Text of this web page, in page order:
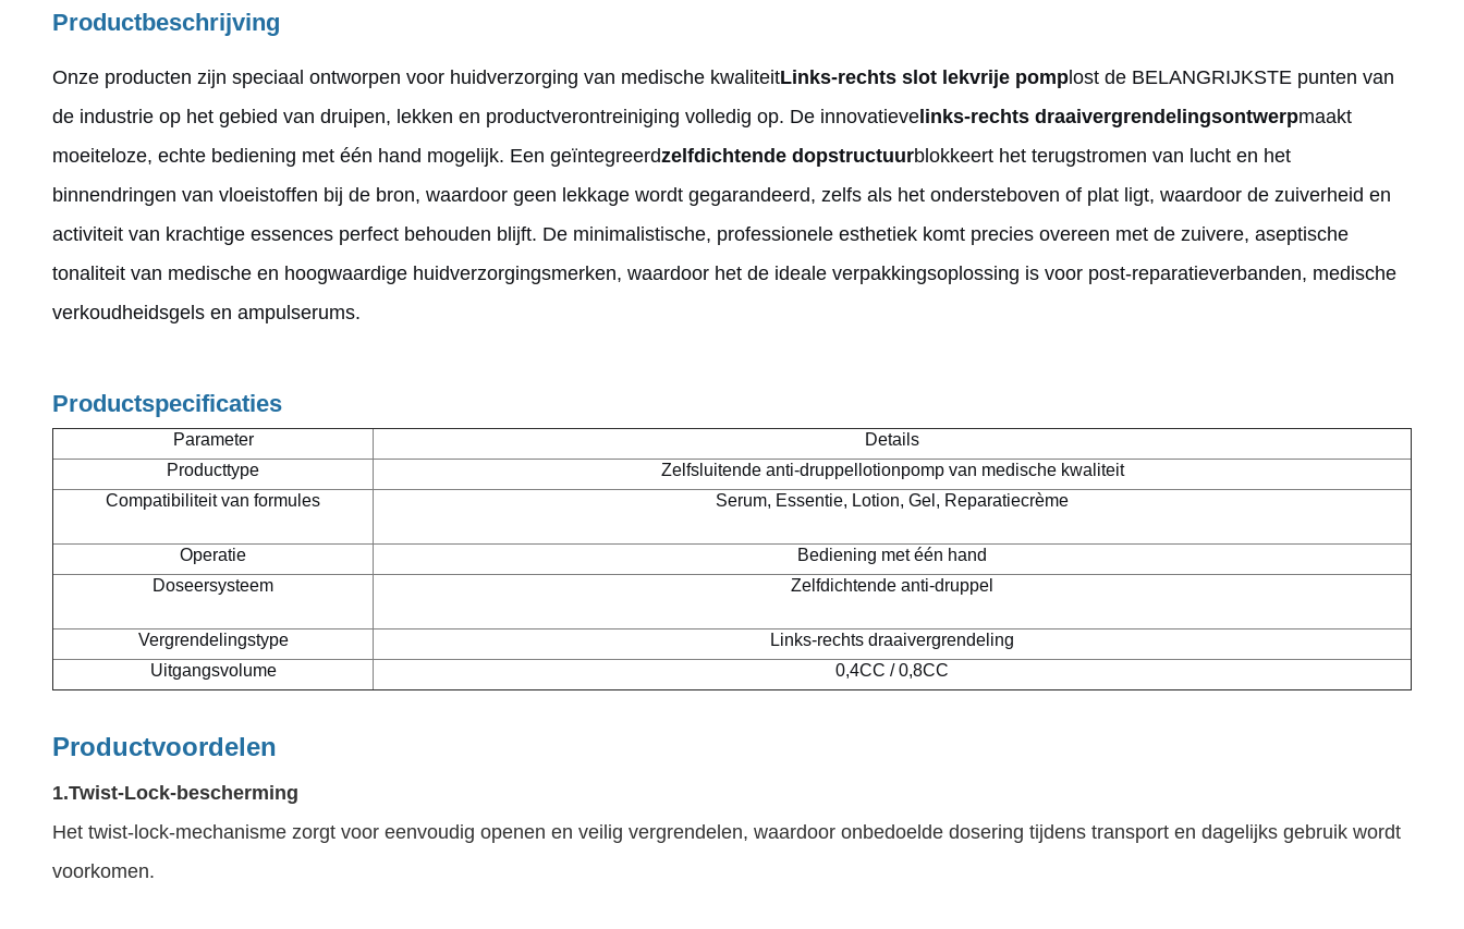
Productbeschrijving
Onze producten zijn speciaal ontworpen voor huidverzorging van medische kwaliteitLinks-rechts slot lekvrije pomp lost de BELANGRIJKSTE punten van
de industrie op het gebied van druipen, lekken en productverontreiniging volledig op. De innovatieve links-rechts draaivergrendelingsontwerpmaakt
moeiteloze, echte bediening met één hand mogelijk. Een geïntegreerdzelfdichtende dopstructuurblokkeert het terugstromen van lucht en het
binnendringen van vloeistoffen bij de bron, waardoor geen lekkage wordt gegarandeerd, zelfs als het ondersteboven of plat ligt, waardoor de zuiverheid en
activiteit van krachtige essences perfect behouden blijft. De minimalistische, professionele esthetiek komt precies overeen met de zuivere, aseptische
tonaliteit van medische en hoogwaardige huidverzorgingsmerken, waardoor het de ideale verpakkingsoplossing is voor post-reparatieverbanden, medische
verkoudheidsgels en ampulserums.
Productspecificaties
Parameter
Details
Producttype
Zelfsluitende anti-druppellotionpomp van medische kwaliteit
Compatibiliteit van formules
Serum, Essentie, Lotion, Gel, Reparatiecrème
Operatie
Bediening met één hand
Doseersysteem
Zelfdichtende anti-druppel
Vergrendelingstype
Links-rechts draaivergrendeling
Uitgangsvolume
0,4CC / 0,8CC
Productvoordelen
1.Twist-Lock-bescherming
Het twist-lock-mechanisme zorgt voor eenvoudig openen en veilig vergrendelen, waardoor onbedoelde dosering tijdens transport en dagelijks gebruik wordt
voorkomen.